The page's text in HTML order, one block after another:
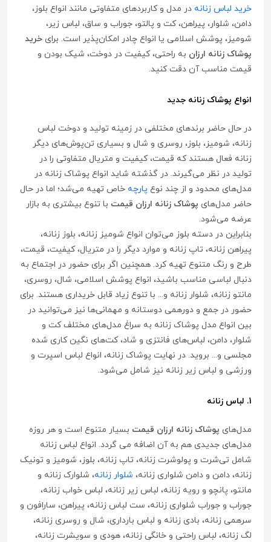
خرید لباس زنانه در مدل‌ و کاربردهای متفاوتی مانند انواع بلوز،
دامن، شلوار، پیراهن، کت و پالتو، جوراب و ساق، لباس زیر،
شومیز، پوشش اسلامی یا انواع چادر امکان‌پذیر است. برای خرید
پوشاک زنانه ارزان به راحتی، کیفیت در دوخت، شیک بودن و
قیمت مناسب آن دقت کنید.
انواع پوشاک زنانه جدید
در حال حاضر برندهای مختلفی در زمینه تولید و دوخت لباس
زنانه، شومیز، بلوز، روسری و شال و بسیاری تن‌پوش‌های دیگر
زنانه فعال هستند که قیمت، کیفیت و متریال متفاوتی را در
تولید در نظر می‌گیرند. در گذشته شاید انواع پوشاک زنانه در
مدل‌های محدود و از چند نوع پارچه خاص تهیه می‌شد؛ اما در حال
حاضر مدل‌های پوشاک زنانه ارزان قیمت با تنوع بیشتری به بازار
عرضه می‌شود.
بنابراین در دسته بلوز می‌توان انواع شومیز زنانه، بلوز زنانه،
پیراهن زنانه، تاپ زنانه و موارد دیگر را در متریال، کیفیت، قیمت،
طرح و رنگ متنوع تهیه کرد. همچنین اگر برای حضور در اجتماع به
دنبال لباسی مناسب باشید، انواع پوشش اسلامی، شال، روسری،
مانتو زنانه، شلوار زنانه و... با تنوع زیاد قابل خریداری هستند. برای
حضور در جمع و دورهمی دوستانه و مهمانی‌ها نیز می‌توانید در
بین انواع مدل پوشاک زنانه به سراغ مدل‌های مختلف کت و
شلوار، دامن، لباس‌های فانتزی و شاد، کت‌های نگین کاری شده
مجلسی و... بروید. در نهایت پوشاک زنانه، انواع لباس اسپرت و
ورزشی و لباس زیر زنانه نیز شامل می‌شود.
1. لباس زنانه
مدل‌های پوشاک زنانه ارزان قیمت بسیار متنوع است و هر روزه
مدل‌های جدیدی هم به آن اضافه می گردد. انواع لباس زنانه
شامل تی‌شرت و پولوشرت زنانه، تاپ زنانه، بلوز، شومیز و تونیک
زنانه، دامن و دامن شلواری زنانه، شلوار زنانه، شلوارک زنانه و
مانتو، پانچو و رویه زنانه، لباس زیر زنانه، لباس خواب زنانه،
جوراب و جوراب شلواری زنانه، ست لباس زنانه، پیراهن، سارافون و
سرهمی زنانه، بادی زنانه و لباس بارداری، شال و روسری زنانه،
لگ زنانه، لباس راحتی و خانگی زنانه، هودی و سویشرت زنانه،